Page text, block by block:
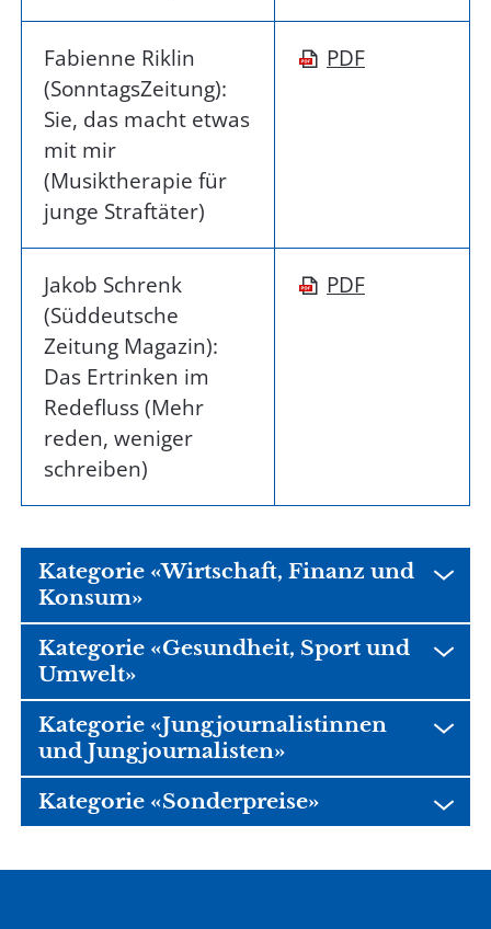
Fabienne Riklin
(SonntagsZeitung):
Sie, das macht etwas
mit mir
(Musiktherapie für
junge Straftäter)
PDF
Jakob Schrenk
(Süddeutsche
Zeitung Magazin):
Das Ertrinken im
Redefluss (Mehr
reden, weniger
schreiben)
PDF
Kategorie «Wirtschaft, Finanz und
Konsum»
Kategorie «Gesundheit, Sport und
Umwelt»
Kategorie «Jungjournalistinnen
und Jungjournalisten»
Kategorie «Sonderpreise»